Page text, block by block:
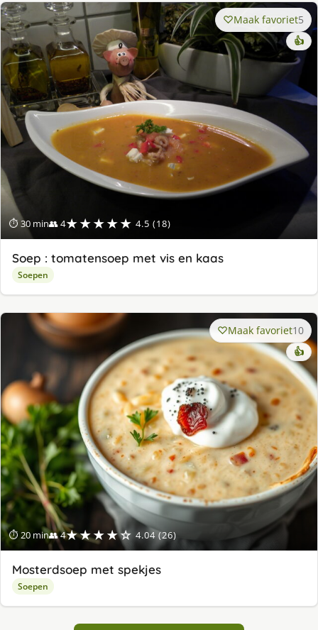
⏱ 30 min👥 4★★★★★ 4.5 (18)
Maak favoriet5
👍
Soep : tomatensoep met vis en kaas
Soepen
⏱ 20 min👥 4★★★★☆ 4.04 (26)
Maak favoriet10
👍
Mosterdsoep met spekjes
Soepen